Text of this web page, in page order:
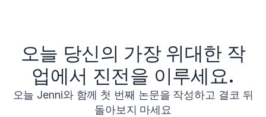
오늘 당신의 가장 위대한 작
업에서 진전을 이루세요.
오늘 Jenni와 함께 첫 번째 논문을 작성하고 결코 뒤
돌아보지 마세요